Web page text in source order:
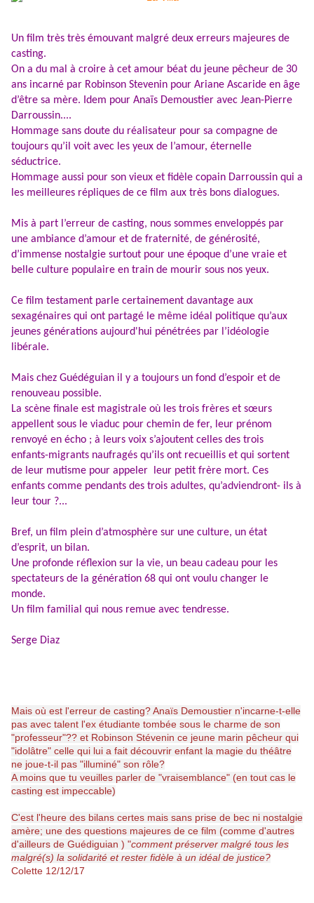
Un film très très émouvant malgré deux erreurs majeures de
casting.
On a du mal à croire à cet amour béat du jeune pêcheur de 30
ans incarné par Robinson Stevenin pour Ariane Ascaride en âge
d’être sa mère. Idem pour Anaïs Demoustier avec Jean-Pierre
Darroussin....
Hommage sans doute du réalisateur pour sa compagne de
toujours qu’il voit avec les yeux de l’amour, éternelle
séductrice.
Hommage aussi pour son vieux et fidèle copain Darroussin qui a
les meilleures répliques de ce film aux très bons dialogues.
Mis à part l’erreur de casting, nous sommes enveloppés par
une ambiance d’amour et de fraternité, de générosité,
d’immense nostalgie surtout pour une époque d’une vraie et
belle culture populaire en train de mourir sous nos yeux.
Ce film testament parle certainement davantage aux
sexagénaires qui ont partagé le même idéal politique qu’aux
jeunes générations aujourd'hui pénétrées par l’idéologie
libérale.
Mais chez Guédéguian il y a toujours un fond d’espoir et de
renouveau possible.
La scène finale est magistrale où les trois frères et sœurs
appellent sous le viaduc pour chemin de fer, leur prénom
renvoyé en écho ; à leurs voix s’ajoutent celles des trois
enfants-migrants naufragés qu’ils ont recueillis et qui sortent
de leur mutisme pour appeler leur petit frère mort. Ces
enfants comme pendants des trois adultes, qu’adviendront- ils à
leur tour ?...
Bref, un film plein d’atmosphère sur une culture, un état
d’esprit, un bilan.
Une profonde réflexion sur la vie, un beau cadeau pour les
spectateurs de la génération 68 qui ont voulu changer le
monde.
Un film familial qui nous remue avec tendresse.
Serge Diaz
Mais où est l'erreur de casting? Anaïs Demoustier n'incarne-t-elle
pas avec talent l'ex étudiante tombée sous le charme de son
"professeur"?? et Robinson Stévenin ce jeune marin pêcheur qui
"idolâtre" celle qui lui a fait découvrir enfant la magie du théâtre
ne joue-t-il pas "illuminé" son rôle?
A moins que tu veuilles parler de "vraisemblance" (en tout cas le
casting est impeccable)
C'est l'heure des bilans certes mais sans prise de bec ni nostalgie
amère; une des questions majeures de ce film (comme d'autres
d'ailleurs de Guédiguian ) "comment préserver malgré tous les
malgré(s) la solidarité et rester fidèle à un idéal de justice?
Colette 12/12/17